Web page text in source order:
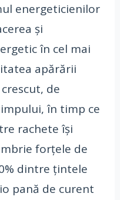
energeticienilor
și
în cel mai
apărării
de
în timp ce
rachete își
forțele de
dintre țintele
pană de curent